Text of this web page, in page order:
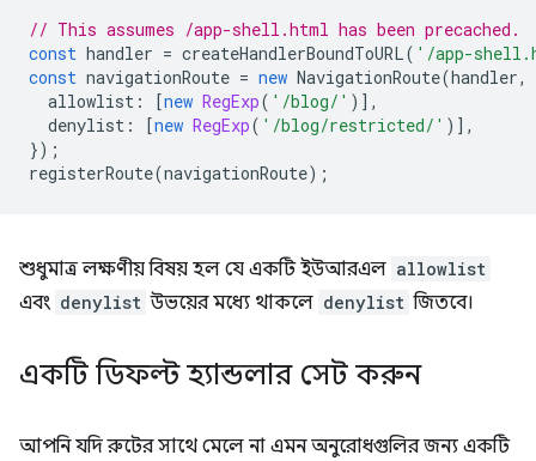
// This assumes /app-shell.html has been precached.
const handler = createHandlerBoundToURL( '/app-
const navigationRoute = new NavigationRoute(handler,
allowlist : [new RegExp( '/blog/' )],
denylist : [new RegExp( '/blog/restricted/' )],
});
registerRoute(navigationRoute);
শুধুমাত্র লক্ষণীয় বিষয় হল যে একটি ইউআরএল allowlist
এবং denylist উভয়ের মধ্যে থাকলে denylist জিতবে।
একটি ডিফল্ট হ্যান্ডলার সেট করুন
আপনি যদি রুটের সাথে মেলে না এমন অনুরোধগুলির জন্য একটি